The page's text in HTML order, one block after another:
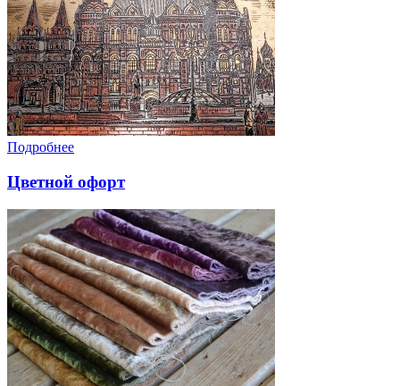
Подробнее
Цветной офорт